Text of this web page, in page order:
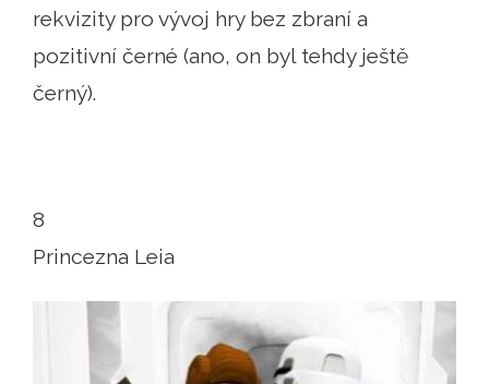
rekvizity pro vývoj hry bez zbraní a
pozitivní černé (ano, on byl tehdy ještě
černý).
8
Princezna Leia